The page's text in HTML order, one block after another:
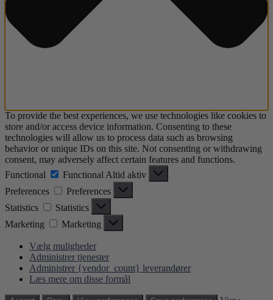
To provide the best experiences, we use technologies like cookies to
store and/or access device information. Consenting to these
technologies will allow us to process data such as browsing
behavior or unique IDs on this site. Not consenting or withdrawing
consent, may adversely affect certain features and functions.
Functional
Functional Altid aktiv
Preferences
Preferences
Statistics
Statistics
Marketing
Marketing
Vælg muligheder
Administrer tjenester
Administrer {vendor_count} leverandører
Læs mere om disse formål